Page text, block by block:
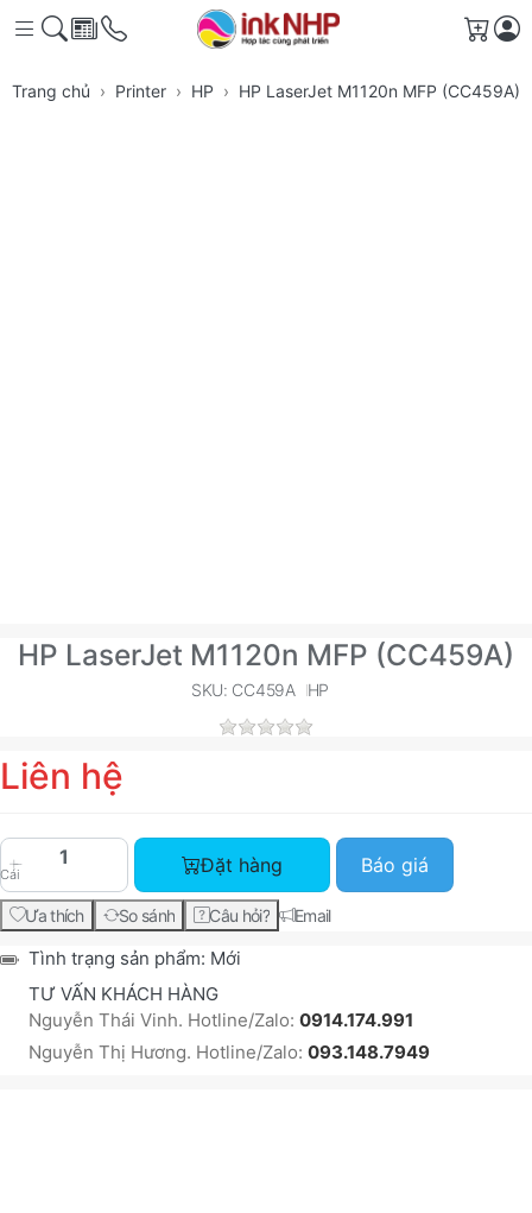
Giỏ
Trang chủ Printer HP HP LaserJet M1120n MFP (CC459A)
HP LaserJet M1120n MFP (CC459A)
SKU: CC459A HP
Liên hệ
Cái
HP LaserJet M1120n MFP (CC459A) với giá
Đặt hàng Báo giá
Ưa thích So sánh Câu hỏi? Email
Tình trạng sản phẩm: Mới
TƯ VẤN KHÁCH HÀNG
Nguyễn Thái Vinh. Hotline/Zalo: 0914.174.991
Nguyễn Thị Hương. Hotline/Zalo: 093.148.7949